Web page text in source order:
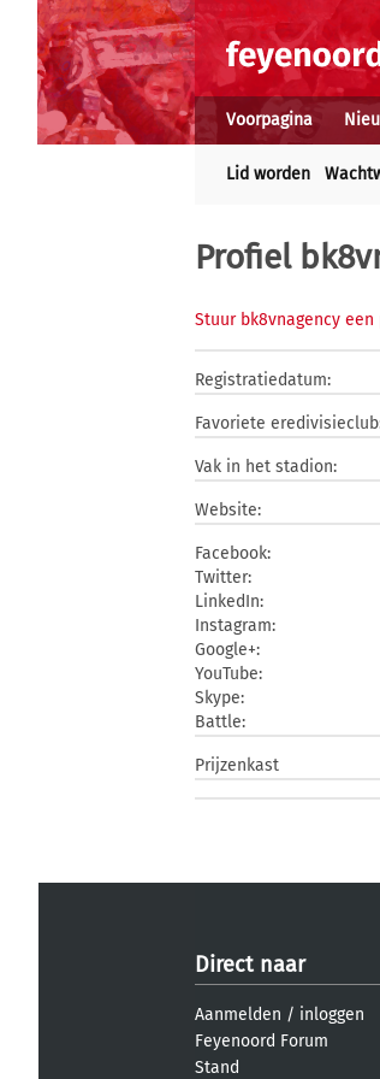
Voorpagina
Lid worden
Profiel
Stuur bk8vnagency
Registratiedatum:
Favoriete
Vak in het stadion:
Website:
Facebook:
Twitter:
LinkedIn:
Instagram:
Google+:
YouTube:
Skype:
Battle:
Prijzenkast
Direct naar
Aanmelden / inloggen
Feyenoord Forum
Stand